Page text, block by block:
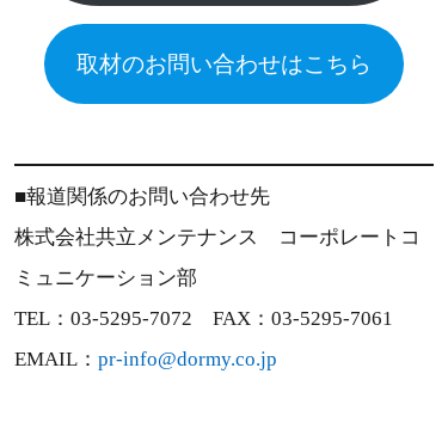
取材のお問い合わせはこちら
■報道関係のお問い合わせ先
株式会社共立メンテナンス コーポレートコ
ミュニケーション部
TEL：03-5295-7072 FAX：03-5295-7061
EMAIL： pr-info@dormy.co.jp